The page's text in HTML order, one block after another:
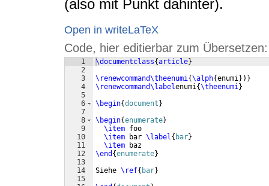
(also mit Punkt dahinter).
Open in writeLaTeX
Code, hier editierbar zum Übersetzen:
1
2
3
4
5
6
7
8
9
10
11
12
13
14
15
\documentclass{article}
\renewcommand\theenumi{\alph{enumi})}
\renewcommand\labelenumi{\theenumi}
\begin{document }
\begin{enumerate}
\item foo
\item bar \label{ bar}
\item baz
\end {enumerate}
Siehe \ref{ bar}